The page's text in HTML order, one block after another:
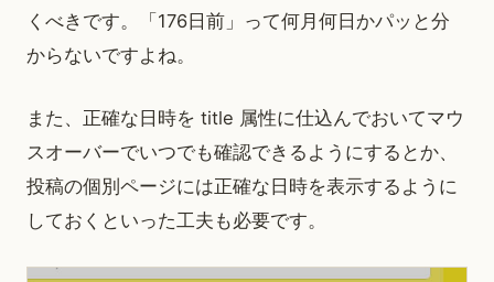
くべきです。「176日前」って何月何日かパッと分
からないですよね。
また、正確な日時を title 属性に仕込んでおいてマウ
スオーバーでいつでも確認できるようにするとか、
投稿の個別ページには正確な日時を表示するように
しておくといった工夫も必要です。